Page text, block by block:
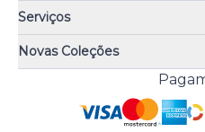
Quem somos
Quiz de fragrâncias
Trocas e Devoluções
Troque Fácil
Perguntas Frequentes
Política de Pagamento
Política de Entrega
Serviços
Atendimento
Meus Pedidos
Trabalhe Conosco
Preferências de Cookies
Novas Coleções